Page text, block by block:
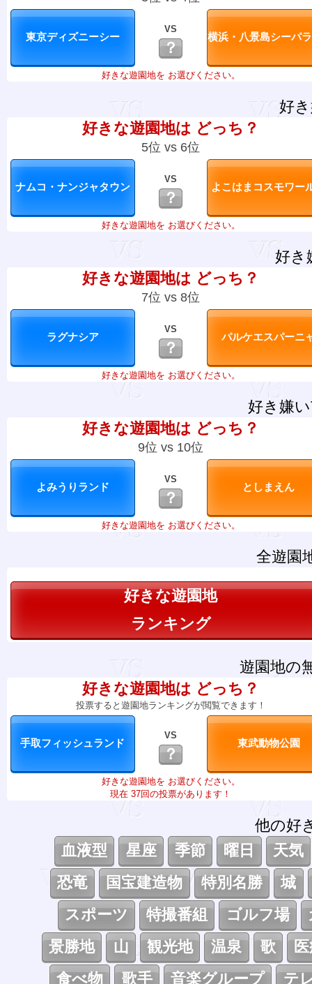
VS
？
好きな遊園地を お選びください。
好
好きな遊園地は どっち？
5位 vs 6位
VS
？
好きな遊園地を お選びください。
好き
好きな遊園地は どっち？
7位 vs 8位
VS
？
好きな遊園地を お選びください。
好き嫌
好きな遊園地は どっち？
9位 vs 10位
VS
？
好きな遊園地を お選びください。
全遊園
好きな遊園地
ランキング
遊園地の
好きな遊園地は どっち？
投票すると遊園地ランキングが閲覧できます！
VS
？
好きな遊園地を お選びください。
現在 37回の投票があります！
他の好
血液型
星座 季節 曜日
天気
恐竜
国宝建造物 特別名勝
城
スポーツ
特撮番組 ゴルフ場
景勝地
山 観光地 温泉 歌
食べ物
歌手 音楽グループ
テ